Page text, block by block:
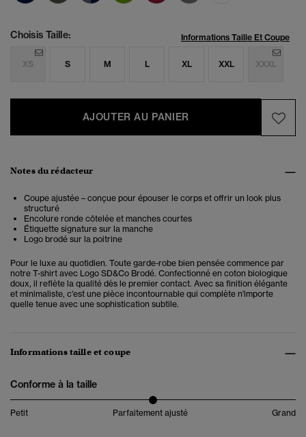
Choisis Taille: Informations Taille Et Coupe
XS S M L XL XXL XXXL
AJOUTER AU PANIER
Notes du rédacteur
Coupe ajustée – conçue pour épouser le corps et offrir un look plus
structuré
Encolure ronde côtelée et manches courtes
Étiquette signature sur la manche
Logo brodé sur la poitrine
Pour le luxe au quotidien. Toute garde-robe bien pensée commence par
notre T-shirt avec Logo SD&Co Brodé. Confectionné en coton biologique
doux, il reflète la qualité dès le premier contact. Avec sa finition élégante
et minimaliste, c'est une pièce incontournable qui complète n'importe
quelle tenue avec une sophistication subtile.
Informations taille et coupe
Conforme à la taille
Petit Parfaitement ajusté Grand